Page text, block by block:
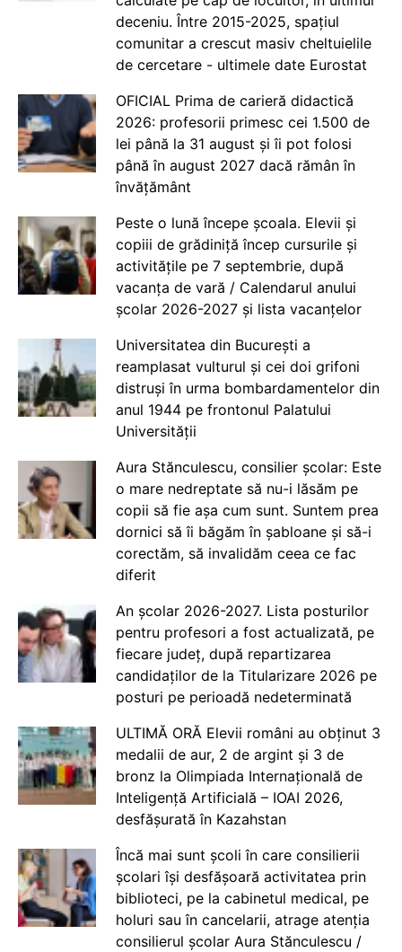
deceniu. Între 2015-2025, spațiul
comunitar a crescut masiv cheltuielile
de cercetare - ultimele date Eurostat
OFICIAL Prima de carieră didactică
2026: profesorii primesc cei 1.500 de
lei până la 31 august și îi pot folosi
până în august 2027 dacă rămân în
învățământ
Peste o lună începe școala. Elevii și
copiii de grădiniță încep cursurile și
activitățile pe 7 septembrie, după
vacanța de vară / Calendarul anului
școlar 2026-2027 și lista vacanțelor
Universitatea din București a
reamplasat vulturul și cei doi grifoni
distruși în urma bombardamentelor din
anul 1944 pe frontonul Palatului
Universității
Aura Stănculescu, consilier școlar: Este
o mare nedreptate să nu-i lăsăm pe
copii să fie așa cum sunt. Suntem prea
dornici să îi băgăm în șabloane și să-i
corectăm, să invalidăm ceea ce fac
diferit
An școlar 2026-2027. Lista posturilor
pentru profesori a fost actualizată, pe
fiecare județ, după repartizarea
candidaților de la Titularizare 2026 pe
posturi pe perioadă nedeterminată
ULTIMĂ ORĂ Elevii români au obținut 3
medalii de aur, 2 de argint și 3 de
bronz la Olimpiada Internațională de
Inteligență Artificială – IOAI 2026,
desfășurată în Kazahstan
Încă mai sunt școli în care consilierii
școlari își desfășoară activitatea prin
biblioteci, pe la cabinetul medical, pe
holuri sau în cancelarii, atrage atenția
consilierul școlar Aura Stănculescu /